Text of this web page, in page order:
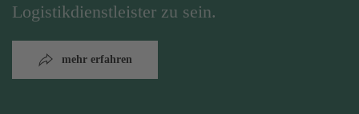
Logistikdienstleister zu sein.
mehr erfahren